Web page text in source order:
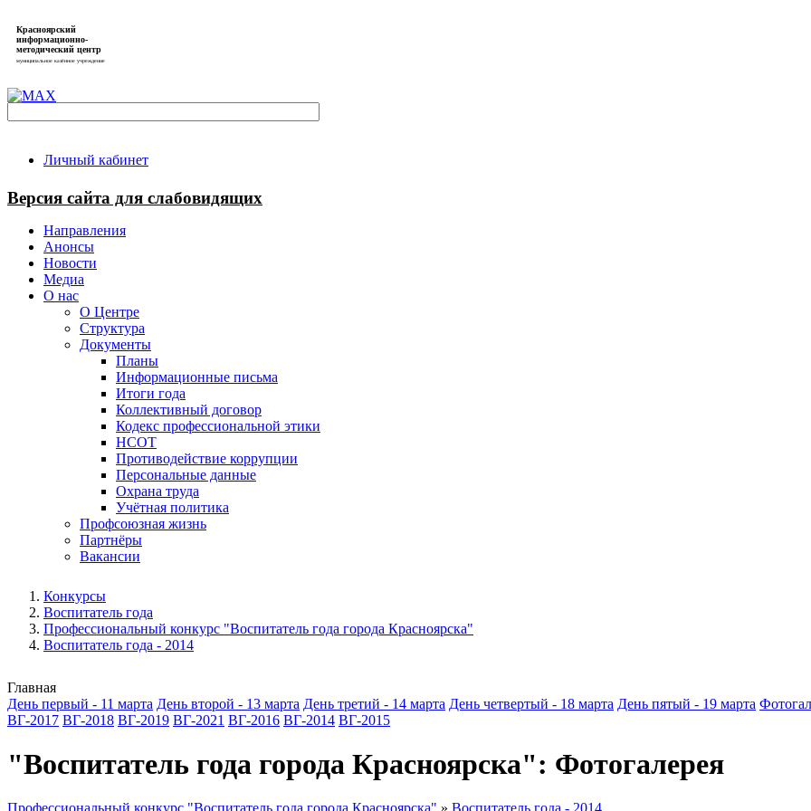
Красноярский
информационно-
методический центр
муниципальное казённое учреждение
Личный кабинет
Версия сайта для слабовидящих
Направления
Анонсы
Новости
Медиа
О нас
О Центре
Структура
Документы
Планы
Информационные письма
Итоги года
Коллективный договор
Кодекс профессиональной этики
НСОТ
Противодействие коррупции
Персональные данные
Охрана труда
Учётная политика
Профсоюзная жизнь
Партнёры
Вакансии
Конкурсы
Воспитатель года
Профессиональный конкурс "Воспитатель года города Красноярска"
Воспитатель года - 2014
Главная
День первый - 11 марта День второй - 13 марта День третий - 14 марта День четвертый - 18 марта День пятый - 19 марта
ВГ-2017 ВГ-2018 ВГ-2019 ВГ-2021 ВГ-2016 ВГ-2014 ВГ-2015
"Воспитатель года города Красноярска": Фотогалерея